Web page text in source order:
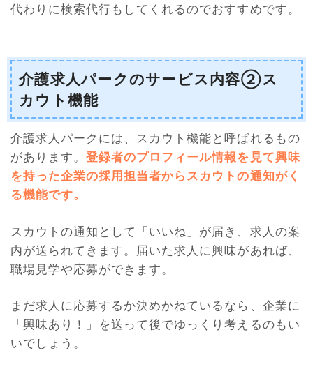
代わりに検索代行もしてくれるのでおすすめです。
介護求人パークのサービス内容②ス
カウト機能
介護求人パークには、スカウト機能と呼ばれるもの
があります。登録者のプロフィール情報を見て興味
を持った企業の採用担当者からスカウトの通知がく
る機能です。
スカウトの通知として「いいね」が届き、求人の案
内が送られてきます。届いた求人に興味があれば、
職場見学や応募ができます。
まだ求人に応募するか決めかねているなら、企業に
「興味あり！」を送って後でゆっくり考えるのもい
いでしょう。